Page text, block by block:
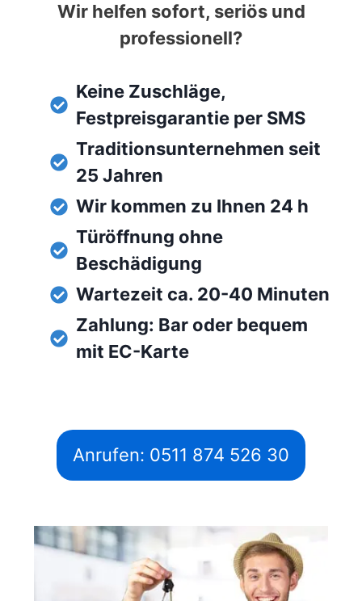
Wir helfen sofort, seriös und
professionell?
Keine Zuschläge,
Festpreisgarantie per SMS
Traditionsunternehmen seit
25 Jahren
Wir kommen zu Ihnen 24 h
Türöffnung ohne
Beschädigung
Wartezeit ca. 20-40 Minuten
Zahlung: Bar oder bequem
mit EC-Karte
Anrufen: 0511 874 526 30